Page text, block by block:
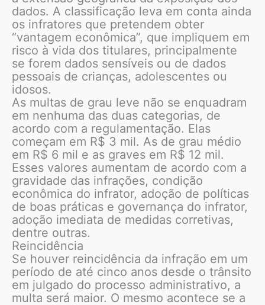
dados. A classificação leva em conta ainda
os infratores que pretendem obter
“vantagem econômica”, que impliquem em
risco à vida dos titulares, principalmente
se forem dados sensíveis ou de dados
pessoais de crianças, adolescentes ou
idosos.
As multas de grau leve não se enquadram
em nenhuma das duas categorias, de
acordo com a regulamentação. Elas
começam em R$ 3 mil. As de grau médio
em R$ 6 mil e as graves em R$ 12 mil.
Esses valores aumentam de acordo com a
gravidade das infrações, condição
econômica do infrator, adoção de políticas
de boas práticas e governança do infrator,
adoção imediata de medidas corretivas,
dentre outras.
Reincidência
Se houver reincidência da infração em um
período de até cinco anos desde o trânsito
em julgado do processo administrativo, a
multa será maior. O mesmo acontece se a